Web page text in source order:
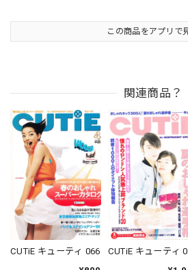
この商品をアプリで
関連商品？
CUTiE キューティ 066
CUTiE キューティ